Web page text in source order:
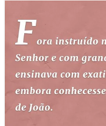
ESTUDOS BÍBLICOS
ESBOÇOS DE PREGAÇÃO
TEMAS
PERGUNTE À BÍBLIA